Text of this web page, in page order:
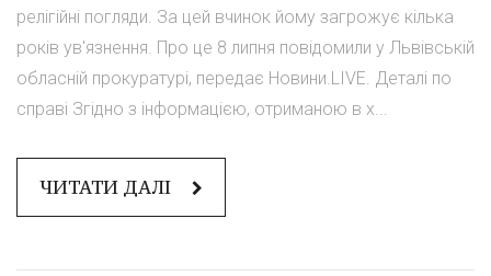
релігійні погляди. За цей вчинок йому загрожує кілька
років ув'язнення. Про це 8 липня повідомили у Львівській
обласній прокуратурі, передає Новини.LIVE. Деталі по
справі Згідно з інформацією, отриманою в х...
ЧИТАТИ ДАЛІ